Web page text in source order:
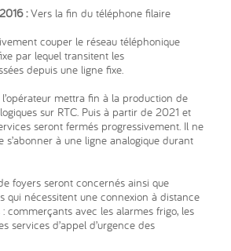
:Vers la fin du téléphone filaire
couper le réseau téléphonique
par lequel transitent les
depuis une ligne fixe.
mettra fin à la production de
sur RTC. Puis à partir de 2021 et
seront fermés progressivement. Il ne
s’abonner à une ligne analogique durant
foyers seront concernés ainsi que
qui nécessitent une connexion à distance
commerçants avec les alarmes frigo, les
services d’appel d’urgence des